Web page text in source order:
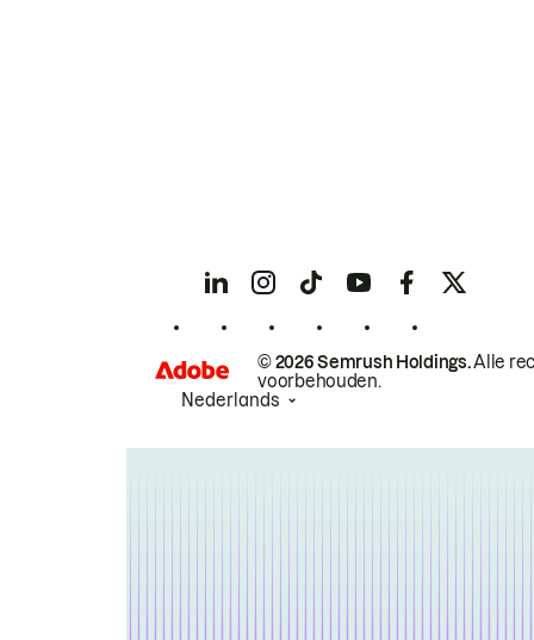
© 2026 Semrush Holdings.Alle
voorbehouden.
Nederlands